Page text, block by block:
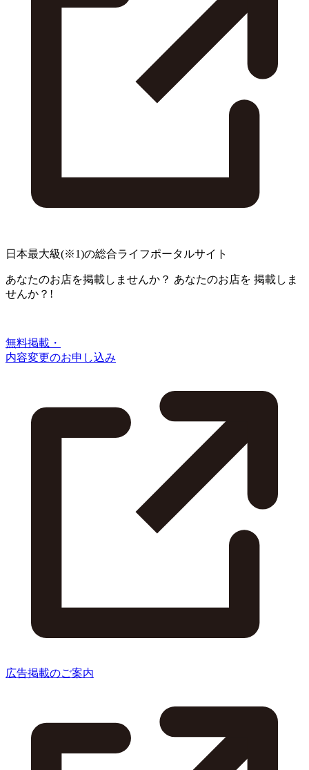
日本最大級(※1)の総合ライフポータルサイト
あなたのお店を掲載しませんか？ あなたのお店を 掲載しま
せんか？!
無料掲載・
内容変更のお申し込み
広告掲載のご案内